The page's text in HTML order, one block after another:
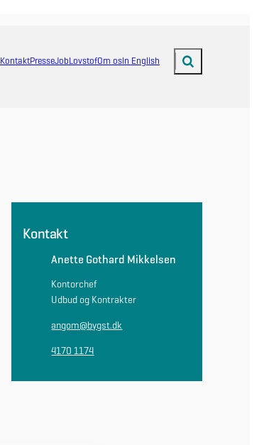
KontaktPresseJobLovstofOm osIn English Fold søgefelt ud
Kontakt
Anette Gothard Mikkelsen
Kontorchef
Udbud og Kontrakter
angom@bygst.dk
4170 1174